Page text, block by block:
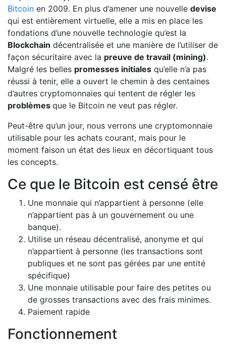
Bitcoin en 2009. En plus d’amener une nouvelle devise
qui est entièrement virtuelle, elle a mis en place les
fondations d’une nouvelle technologie qu’est la
Blockchain décentralisée et une manière de l’utiliser de
façon sécuritaire avec la preuve de travail (mining).
Malgré les belles promesses initiales qu’elle n’a pas
réussi à tenir, elle a ouvert le chemin à des centaines
d’autres cryptomonnaies qui tentent de régler les
problèmes que le Bitcoin ne veut pas régler.
Peut-être qu’un jour, nous verrons une cryptomonnaie
utilisable pour les achats courant, mais pour le
moment faison un état des lieux en décortiquant tous
les concepts.
Ce que le Bitcoin est censé être
Une monnaie qui n’appartient à personne (elle
n’appartient pas à un gouvernement ou une
banque).
Utilise un réseau décentralisé, anonyme et qui
n’appartient à personne (les transactions sont
publiques et ne sont pas gérées par une entité
spécifique)
Une monnaie utilisable pour faire des petites ou
de grosses transactions avec des frais minimes.
Paiement rapide
Fonctionnement